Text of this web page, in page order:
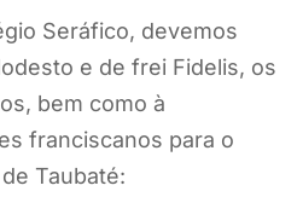
Seráfico, devemos
e de frei Fidelis, os
bem como à
franciscanos para o
Taubaté: